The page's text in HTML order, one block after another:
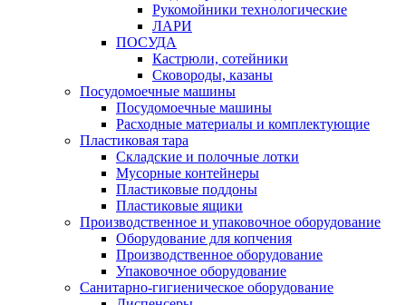
Рукомойники технологические
ЛАРИ
ПОСУДА
Кастрюли, сотейники
Сковороды, казаны
Посудомоечные машины
Посудомоечные машины
Расходные материалы и комплектующие
Пластиковая тара
Складские и полочные лотки
Мусорные контейнеры
Пластиковые поддоны
Пластиковые ящики
Производственное и упаковочное оборудование
Оборудование для копчения
Производственное оборудование
Упаковочное оборудование
Санитарно-гигиеническое оборудование